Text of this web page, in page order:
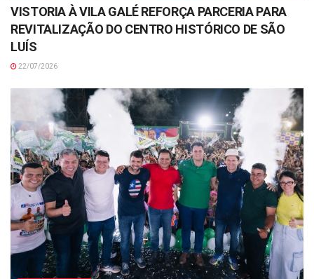
VISTORIA À VILA GALÉ REFORÇA PARCERIA PARA
REVITALIZAÇÃO DO CENTRO HISTÓRICO DE SÃO
LUÍS
22/07/2026